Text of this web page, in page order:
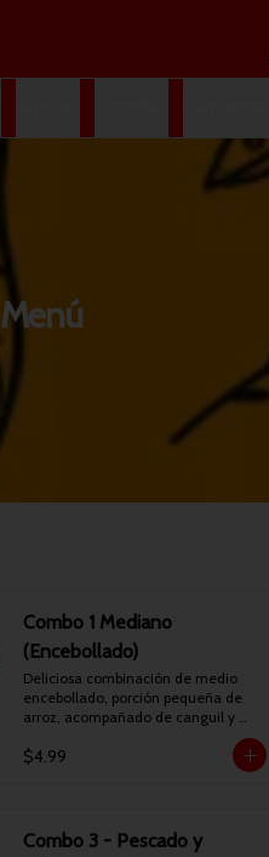
Menú
Combo 1 Mediano
(Encebollado)
Deliciosa combinación de medio
encebollado, porción pequeña de
arroz, acompañado de canguil y
$4.99
Combo 3 - Pescado y